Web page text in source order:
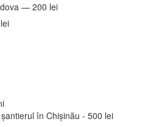
— 200 lei
în Chișinău - 500 lei